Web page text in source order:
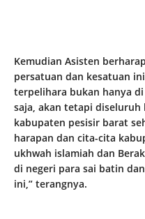
Kemudian Asisten
persatuan dan kesatuan
terpelihara bukan hanya
saja, akan tetapi diseluruh
kabupaten pesisir barat
harapan dan cita-cita
ukhwah islamiah dan
di negeri para sai batin
ini,” terangnya.